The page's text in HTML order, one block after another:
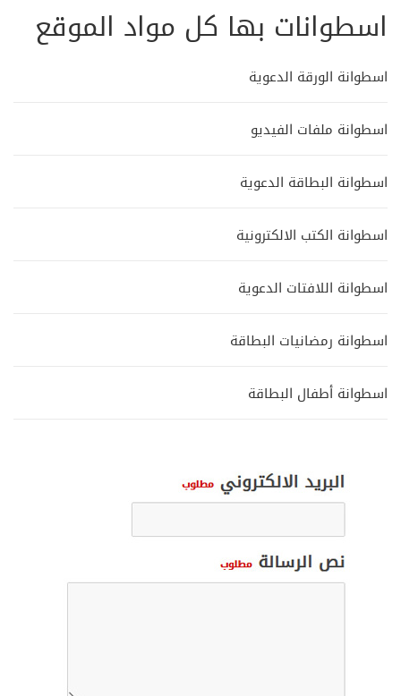
اسطوانات بها كل مواد الموقع
اسطوانة الورقة الدعوية
اسطوانة ملفات الفيديو
اسطوانة البطاقة الدعوية
اسطوانة الكتب الالكترونية
اسطوانة اللافتات الدعوية
اسطوانة رمضانيات البطاقة
اسطوانة أطفال البطاقة